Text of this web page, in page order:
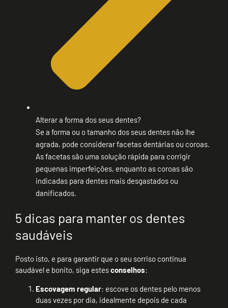
Alterar a forma dos seus dentes?
Se a forma ou o tamanho dos seus dentes não lhe
agrada, pode considerar facetas dentárias ou coroas.
As facetas são uma solução rápida para corrigir
pequenas imperfeições, enquanto as coroas são
indicadas para dentes mais desgastados ou
danificados.
5 dicas para manter os dentes
saudáveis
Posto isto, e para garantir que o seu sorriso continua
saudável e bonito, siga estesconselhos:
Escovagem regular: escove os dentes pelo menos
duas vezes por dia, idealmente depois de cada